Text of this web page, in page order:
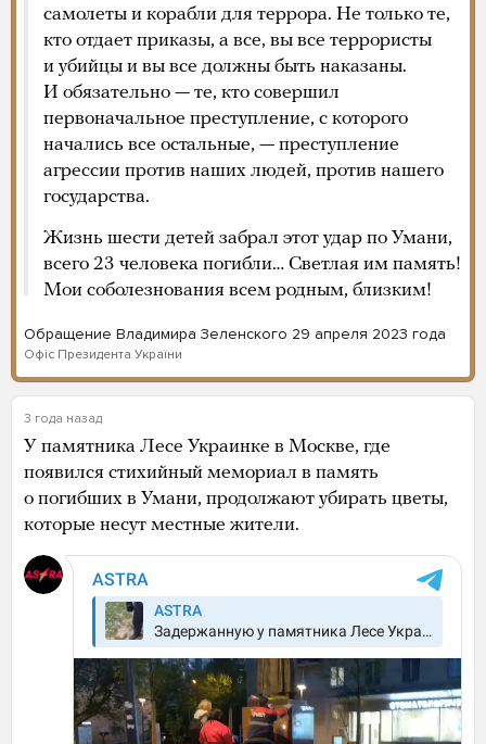
самолеты и корабли для террора. Не только те,
кто отдает приказы, а все, вы все террористы
и убийцы и вы все должны быть наказаны.
И обязательно — те, кто совершил
первоначальное преступление, с которого
начались все остальные, — преступление
агрессии против наших людей, против нашего
государства.
Жизнь шести детей забрал этот удар по Умани,
всего 23 человека погибли… Светлая им память!
Мои соболезнования всем родным, близким!
Обращение Владимира Зеленского 29 апреля 2023 года
Офіс Президента України
3 года назад
У памятника Лесе Украинке в Москве, где
появился стихийный мемориал в память
о погибших в Умани, продолжают убирать цветы,
которые несут местные жители.